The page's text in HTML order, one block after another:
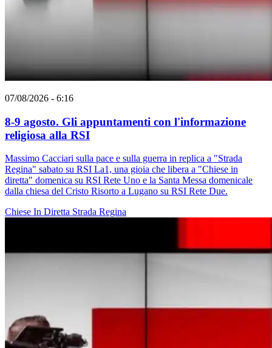
07/08/2026 - 6:16
8-9 agosto. Gli appuntamenti con l'informazione
religiosa alla RSI
Massimo Cacciari sulla pace e sulla guerra in replica a "Strada
Regina" sabato su RSI La1, una gioia che libera a "Chiese in
diretta" domenica su RSI Rete Uno e la Santa Messa domenicale
dalla chiesa del Cristo Risorto a Lugano su RSI Rete Due.
Chiese In Diretta Strada Regina